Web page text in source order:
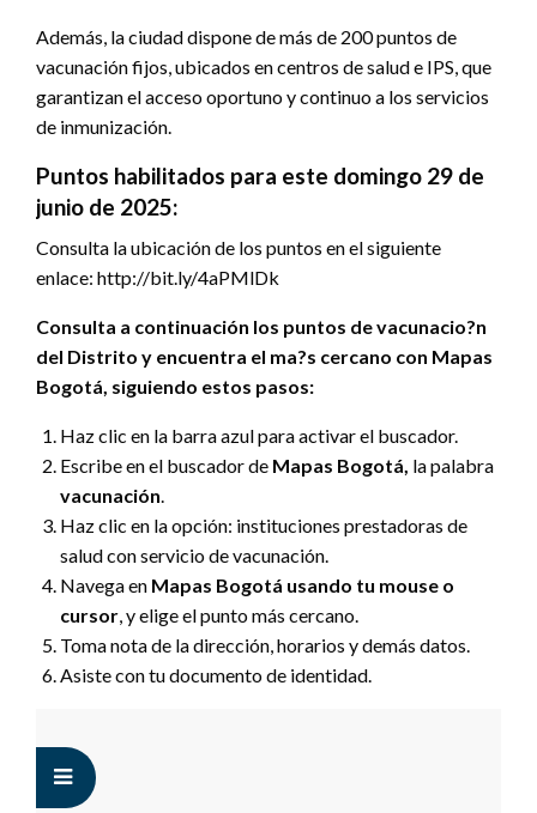
Además, la ciudad dispone de más de 200 puntos de
vacunación fijos, ubicados en centros de salud e IPS, que
garantizan el acceso oportuno y continuo a los servicios
de inmunización.
Puntos habilitados para este domingo 29 de
junio de 2025:
Consulta la ubicación de los puntos en el siguiente
enlace: http://bit.ly/4aPMlDk
Consulta a continuación los puntos de vacunacio?n
del Distrito y encuentra el ma?s cercano con Mapas
Bogotá, siguiendo estos pasos:
Haz clic en la barra azul para activar el buscador.
Escribe en el buscador de Mapas Bogotá, la palabra
vacunación.
Haz clic en la opción: instituciones prestadoras de
salud con servicio de vacunación.
Navega en Mapas Bogotá usando tu mouse o
cursor, y elige el punto más cercano.
Toma nota de la dirección, horarios y demás datos.
Asiste con tu documento de identidad.